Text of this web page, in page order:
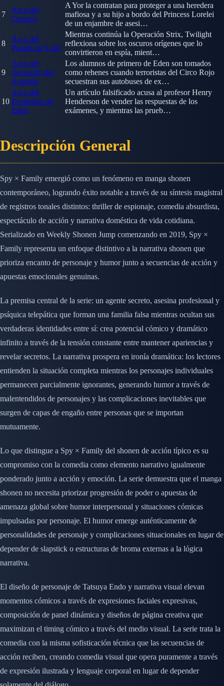
7
Arco del
Crucero
A Yor la contratan para proteger a una heredera
mafiosa y a su hijo a bordo del Princess Lorelei
de un enjambre de asesi…
8
Arco del
Pasado de Loid
Mientras continúa la Operación Strix, Twilight
reflexiona sobre los oscuros orígenes que lo
convirtieron en espía, mient…
9
Arco del
Secuestro del
Autobús
Los alumnos de primero de Eden son tomados
como rehenes cuando terroristas del Circo Rojo
secuestran sus autobuses de ex…
10
Arco del
Escándalo de
Eden
Un artículo falsificado acusa al profesor Henry
Henderson de vender las respuestas de los
exámenes, y mientras las prueb…
Descripción General
Spy × Family emergió como un fenómeno en manga shonen
contemporáneo, logrando éxito notable a través de su síntesis magistral
de registros tonales distintos: thriller de espionaje, comedia absurdista,
espectáculo de acción y narrativa doméstica de vida cotidiana.
Serializado en Weekly Shonen Jump comenzando en 2019, Spy ×
Family representa un enfoque distintivo a la narrativa shonen que
prioriza encanto de personaje y humor junto a secuencias de acción y
apuestas emocionales genuinas.
La premisa central de la serie: un agente secreto, asesina profesional y
psíquica telepática que forman una familia falsa mientras ocultan sus
verdaderas identidades entre sí: crea potencial cómico y dramático
infinito a través de la tensión constante entre mantener apariencias y
revelar secretos. La narrativa prospera en ironía dramática: los lectores
entienden la situación completa mientras los personajes individuales
permanecen parcialmente ignorantes, generando humor a través de
malentendidos de personajes y las complicaciones inevitables que
surgen de capas de engaño entre personas que se importan
mutuamente.
Lo que distingue a Spy × Family del shonen de acción típico es su
compromiso con la comedia como elemento narrativo igualmente
ponderado junto a acción y emoción. La serie demuestra que el manga
shonen no necesita priorizar progresión de poder o apuestas de
amenaza global sobre humor interpersonal y situaciones cómicas
impulsadas por personaje. El humor emerge auténticamente de
personalidades de personaje y complicaciones situacionales en lugar de
depender de slapstick o estructuras de broma externas a la lógica
narrativa.
El diseño de personaje de Tatsuya Endo y narrativa visual elevan
momentos cómicos a través de expresiones faciales expresivas,
composición de panel dinámica y diseños de página creativa que
maximizan el timing cómico a través del medio visual. La serie trata la
comedia con la misma sofisticación técnica que las secuencias de
acción reciben, creando comedia visual que opera puramente a través
de expresión ilustrada y lenguaje corporal en lugar de depender